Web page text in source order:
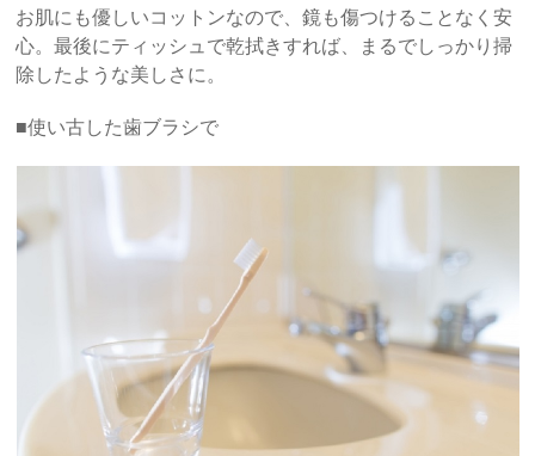
お肌にも優しいコットンなので、鏡も傷つけることなく安
心。最後にティッシュで乾拭きすれば、まるでしっかり掃
除したような美しさに。
■使い古した歯ブラシで